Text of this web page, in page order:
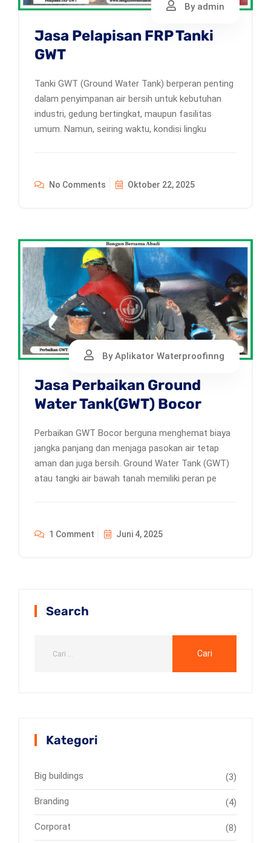
By admin
Jasa Pelapisan FRP Tanki
GWT
Tanki GWT (Ground Water Tank) berperan penting
dalam penyimpanan air bersih untuk kebutuhan
industri, gedung bertingkat, maupun fasilitas
umum. Namun, seiring waktu, kondisi lingku
No Comments Oktober 22, 2025
By Aplikator Waterproofinng
Jasa Perbaikan Ground
Water Tank(GWT) Bocor
Perbaikan GWT Bocor berguna menghemat biaya
jangka panjang dan menjaga pasokan air tetap
aman dan juga bersih. Ground Water Tank (GWT)
atau tangki air bawah tanah memiliki peran pe
1 Comment Juni 4, 2025
Search
Kategori
Big buildings (3)
Branding (4)
Corporat (8)